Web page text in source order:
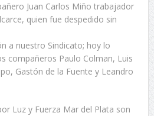
Juan Carlos Miño trabajador
quien fue despedido sin
a nuestro Sindicato; hoy lo
compañeros Paulo Colman, Luis
Gastón de la Fuente y Leandro
Luz y Fuerza Mar del Plata son